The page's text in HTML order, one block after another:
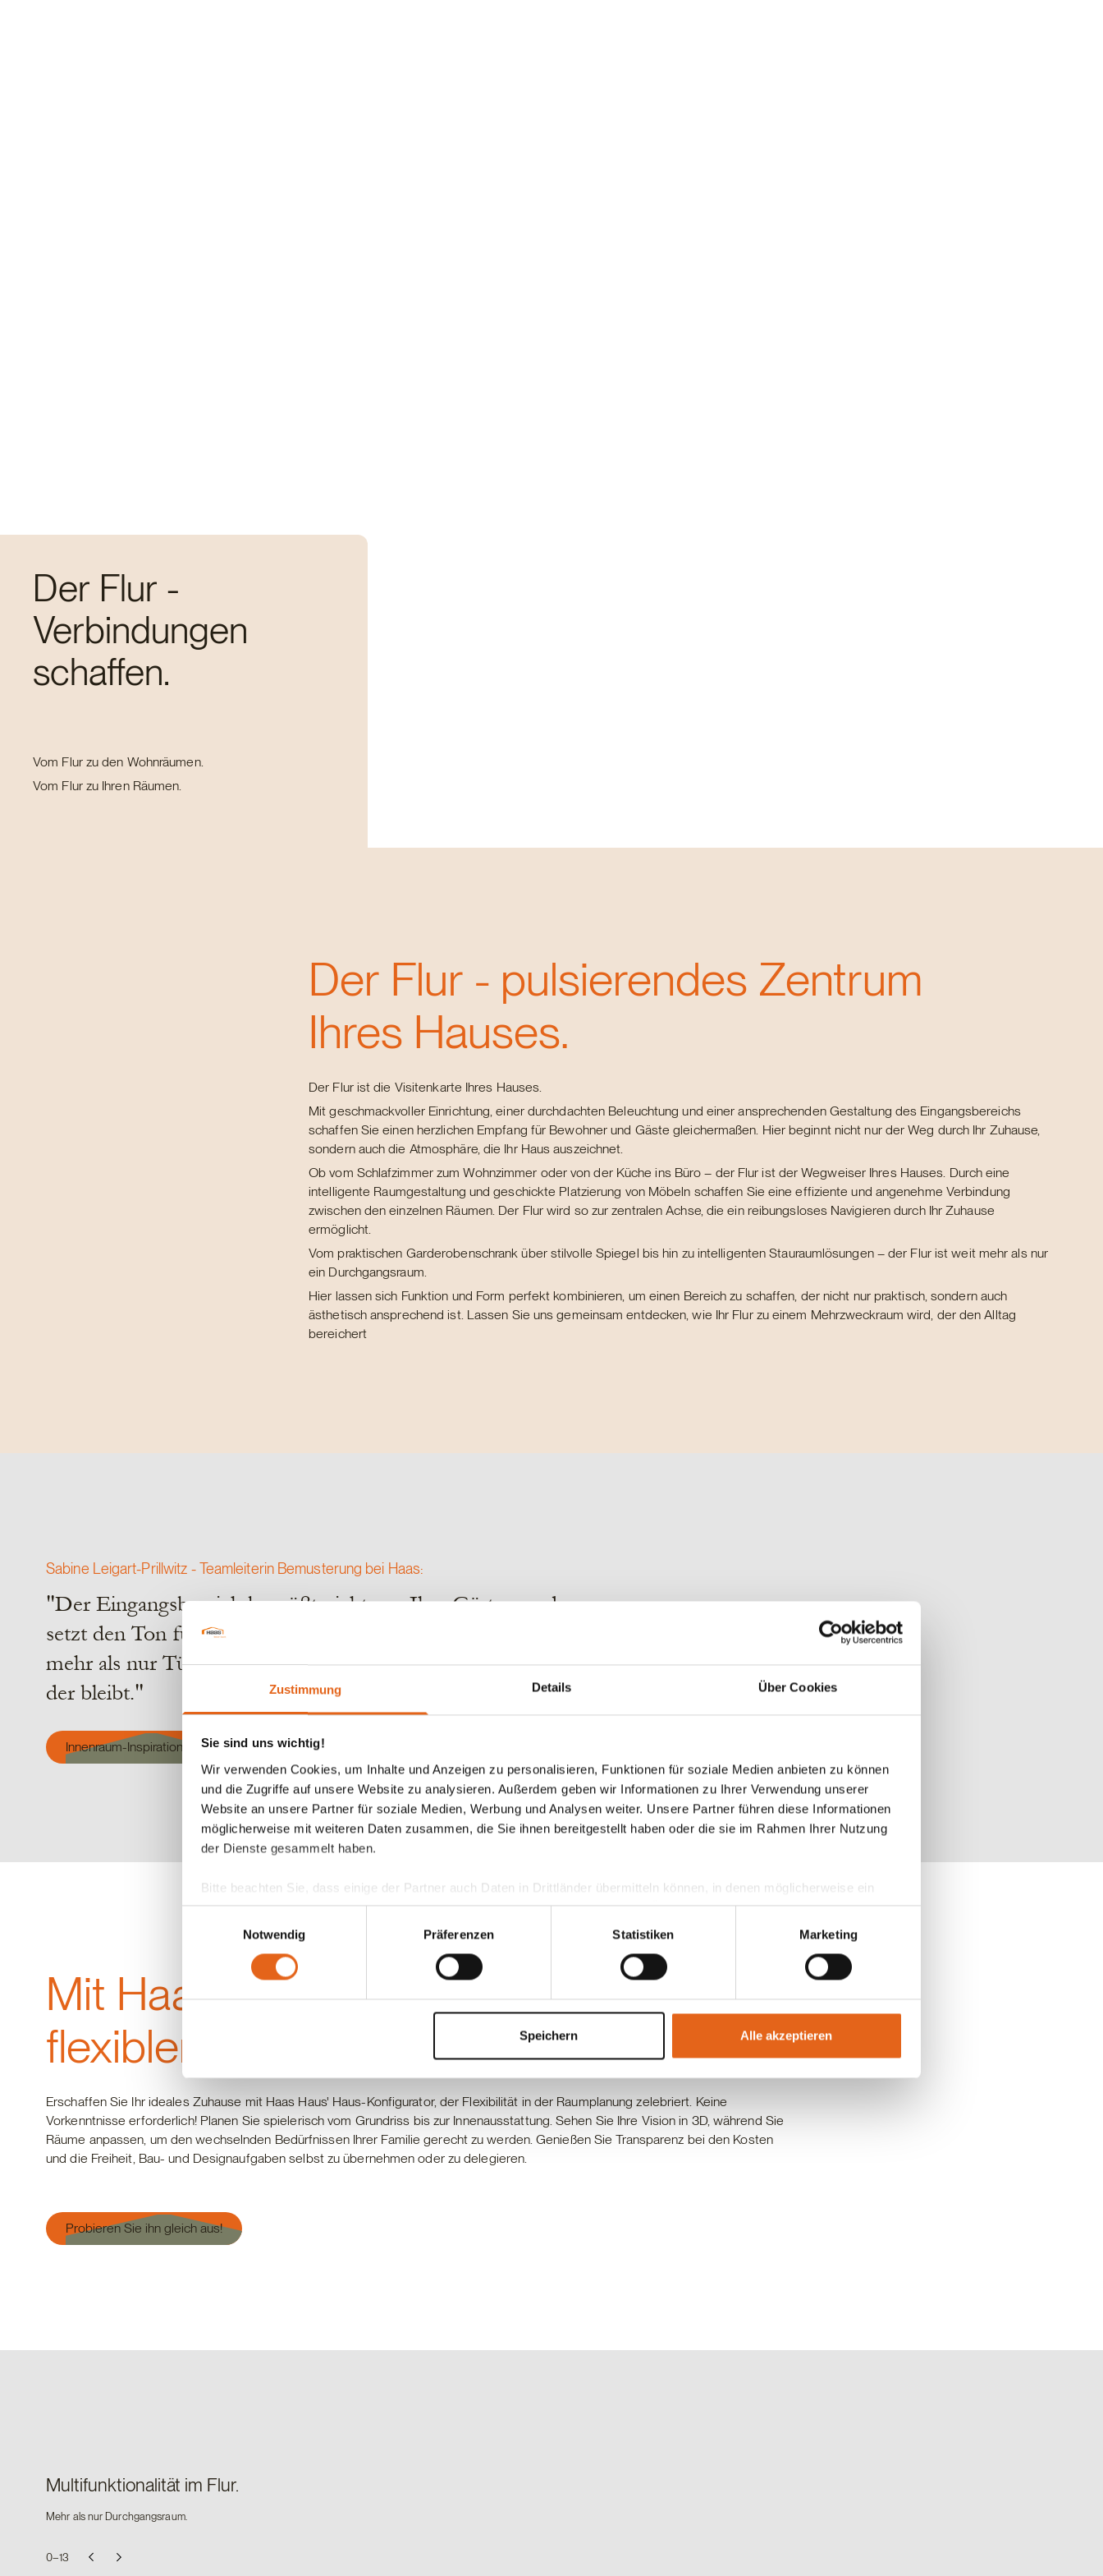
Zustimmung Details Über Cookies
Sie sind uns wichtig!
Wir verwenden Cookies, um Inhalte und Anzeigen zu personalisieren, Funktionen für soziale Medien anbieten zu können
und die Zugriffe auf unsere Website zu analysieren. Außerdem geben wir Informationen zu Ihrer Verwendung unserer
Website an unsere Partner für soziale Medien, Werbung und Analysen weiter. Unsere Partner führen diese Informationen
möglicherweise mit weiteren Daten zusammen, die Sie ihnen bereitgestellt haben oder die sie im Rahmen Ihrer Nutzung
der Dienste gesammelt haben.
Bitte beachten Sie, dass einige der Partner auch Daten in Drittländer übermitteln können, in denen möglicherweise ein
anderes Datenschutzniveau besteht als in der EU. Wir stellen sicher, dass die Übermittlung Ihrer Daten in
Übereinstimmung mit den geltenden Datenschutzgesetzen erfolgt und geeignete Schutzmaßnahmen getroffen werden.
Sie geben Einwilligung zu unseren Cookies, wenn Sie unsere Webseite weiterhin nutzen.
Notwendig
Präferenzen Statistiken Marketing
Speichern Alle akzeptieren
Der Flur -
Verbindungen
schaffen.
Vom Flur zu den Wohnräumen.
Vom Flur zu Ihren Räumen.
Der Flur - pulsierendes Zentrum
Ihres Hauses.
Der Flur ist die Visitenkarte Ihres Hauses.
Mit geschmackvoller Einrichtung, einer durchdachten Beleuchtung und einer ansprechenden Gestaltung des Eingangsbereichs
schaffen Sie einen herzlichen Empfang für Bewohner und Gäste gleichermaßen. Hier beginnt nicht nur der Weg durch Ihr Zuhause,
sondern auch die Atmosphäre, die Ihr Haus auszeichnet.
Ob vom Schlafzimmer zum Wohnzimmer oder von der Küche ins Büro – der Flur ist der Wegweiser Ihres Hauses. Durch eine
intelligente Raumgestaltung und geschickte Platzierung von Möbeln schaffen Sie eine effiziente und angenehme Verbindung
zwischen den einzelnen Räumen. Der Flur wird so zur zentralen Achse, die ein reibungsloses Navigieren durch Ihr Zuhause
ermöglicht.
Vom praktischen Garderobenschrank über stilvolle Spiegel bis hin zu intelligenten Stauraumlösungen – der Flur ist weit mehr als nur
ein Durchgangsraum.
Hier lassen sich Funktion und Form perfekt kombinieren, um einen Bereich zu schaffen, der nicht nur praktisch, sondern auch
ästhetisch ansprechend ist. Lassen Sie uns gemeinsam entdecken, wie Ihr Flur zu einem Mehrzweckraum wird, der den Alltag
bereichert
Sabine Leigart-Prillwitz - Teamleiterin Bemusterung bei Haas:
"Der Eingangsbereich begrüßt nicht nur Ihre Gäste, sondern
setzt den Ton für den gesamten Wohnraum. Hier geht es um
mehr als nur Türen und Fußmatten – es ist der erste Eindruck,
der bleibt."
Innenraum-Inspirationen
Mit Haas Hauskonfigurator zum
flexiblen Traumhaus!
Erschaffen Sie Ihr ideales Zuhause mit Haas Haus' Haus-Konfigurator, der Flexibilität in der Raumplanung zelebriert. Keine
Vorkenntnisse erforderlich! Planen Sie spielerisch vom Grundriss bis zur Innenausstattung. Sehen Sie Ihre Vision in 3D, während Sie
Räume anpassen, um den wechselnden Bedürfnissen Ihrer Familie gerecht zu werden. Genießen Sie Transparenz bei den Kosten
und die Freiheit, Bau- und Designaufgaben selbst zu übernehmen oder zu delegieren.
Probieren Sie ihn gleich aus!
Multifunktionalität im Flur.
Mehr als nur Durchgangsraum.
0–13